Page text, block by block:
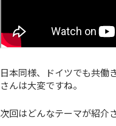
日本同様、ドイツでも共働
さんは大変ですね。
次回はどんなテーマが紹介